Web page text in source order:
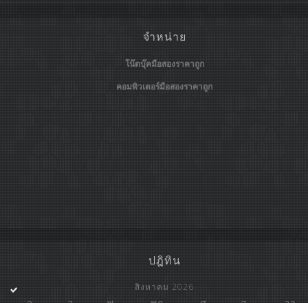
จำหน่าย
โน๊ตบุ๊คมือสองราคาถูก
คอมพิวเตอร์มือสองราคาถูก
ปฎิทิน
สิงหาคม 2026